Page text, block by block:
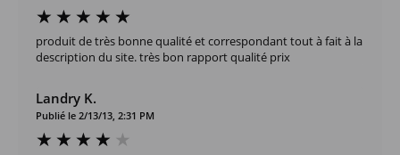
produit de très bonne qualité et correspondant tout à fait à la
description du site. très bon rapport qualité prix
Landry K.
Publié le 2/13/13, 2:31 PM